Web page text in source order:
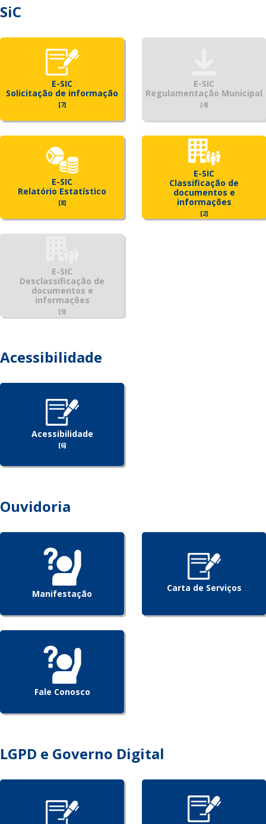
SiC
E-SIC
Solicitação de informação
[7]
E-SIC
Regulamentação Municipal
[4]
E-SIC
Relatório Estatístico
[8]
E-SIC
Classificação de
documentos e
informações
[2]
E-SIC
Desclassificação de
documentos e
informações
[9]
Acessibilidade
Acessibilidade
[6]
Ouvidoria
Manifestação
Carta de Serviços
Fale Conosco
LGPD e Governo Digital